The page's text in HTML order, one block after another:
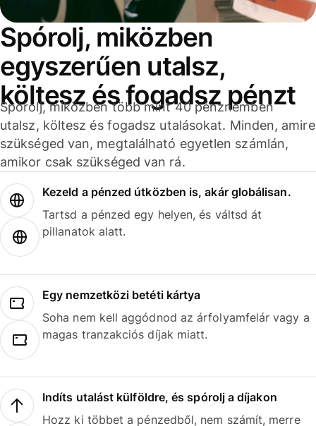
Spórolj, miközben
egyszerűen utalsz,
költesz és fogadsz pénzt
Spórolj, miközben több mint 40 pénznemben
utalsz, költesz és fogadsz utalásokat. Minden, amire
szükséged van, megtalálható egyetlen számlán,
amikor csak szükséged van rá.
Kezeld a pénzed útközben is, akár globálisan.
Tartsd a pénzed egy helyen, és váltsd át
pillanatok alatt.
Egy nemzetközi betéti kártya
Soha nem kell aggódnod az árfolyamfelár vagy a
magas tranzakciós díjak miatt.
Indíts utalást külföldre, és spórolj a díjakon
Hozz ki többet a pénzedből, nem számít, merre